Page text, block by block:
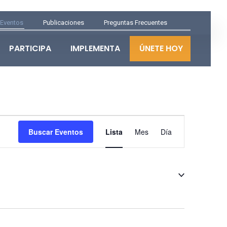
Eventos Publicaciones Preguntas Frecuentes
PARTICIPA IMPLEMENTA ÚNETE HOY
Buscar Eventos Lista Mes Día